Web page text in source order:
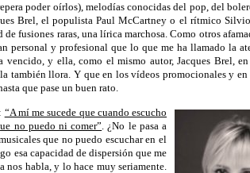
poder oírlos), melodías conocidas del pop, del
Brel, el populista Paul McCartney o el rítmico
fusiones raras, una lírica marchosa. Como otros
personal y profesional que lo que me ha llamado la
y ella, como el mismo autor, Jacques Brel,
también llora. Y que en los vídeos promocionales y
que pase un buen rato.
“A mí me sucede que cuando escucho
no puedo ni comer”. ¿No le pasa a
que no puedo escuchar en el
esa capacidad de dispersión que me
nos habla, y lo hace muy seriamente.